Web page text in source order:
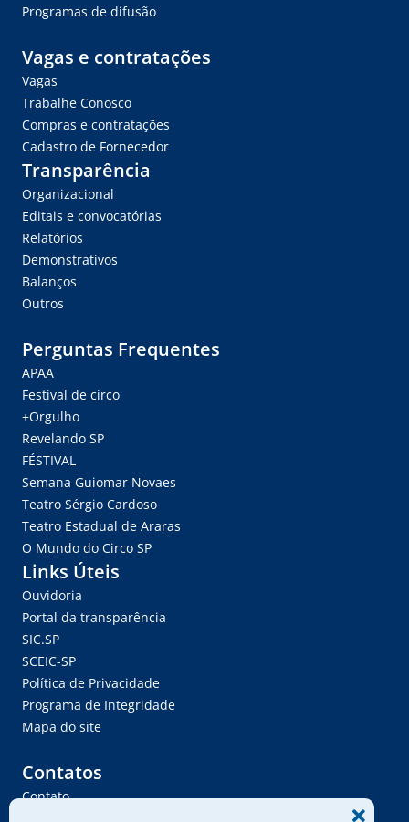
Programas de difusão
Vagas e contratações
Vagas
Trabalhe Conosco
Compras e contratações
Cadastro de Fornecedor
Transparência
Organizacional
Editais e convocatórias
Relatórios
Demonstrativos
Balanços
Outros
Perguntas Frequentes
APAA
Festival de circo
+Orgulho
Revelando SP
FÉSTIVAL
Semana Guiomar Novaes
Teatro Sérgio Cardoso
Teatro Estadual de Araras
O Mundo do Circo SP
Links Úteis
Ouvidoria
Portal da transparência
SIC.SP
SCEIC-SP
Política de Privacidade
Programa de Integridade
Mapa do site
Contatos
Contato